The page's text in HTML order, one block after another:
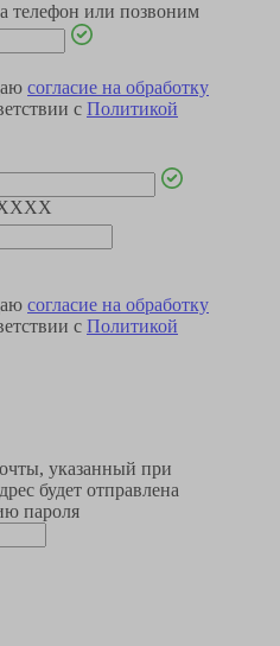
телефон или позвоним
согласие на обработку
с Политикой
согласие на обработку
с Политикой
указанный при
будет отправлена
пароля